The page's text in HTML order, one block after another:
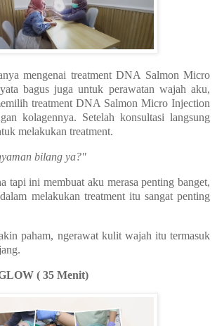
mengenai treatment DNA Salmon Micro
bagus juga untuk perawatan wajah aku,
treatment DNA Salmon Micro Injection
kolagennya. Setelah konsultasi langsung
melakukan treatment.
bilang ya?"
tapi ini membuat aku merasa penting banget,
melakukan treatment itu sangat penting
paham, ngerawat kulit wajah itu termasuk
( 35 Menit)